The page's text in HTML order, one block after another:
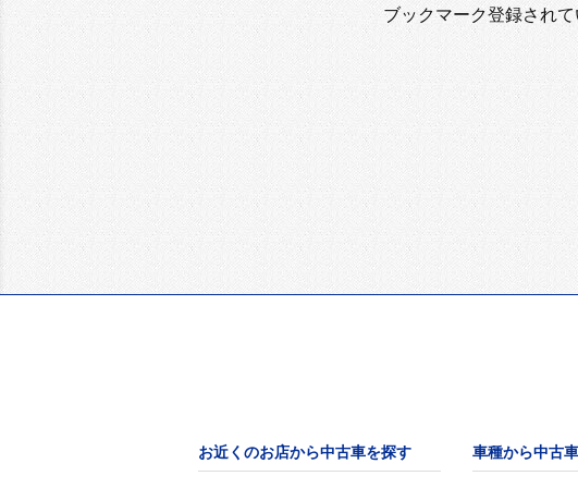
ブックマーク登録され
お近くのお店から中古車を探す 車種から中古